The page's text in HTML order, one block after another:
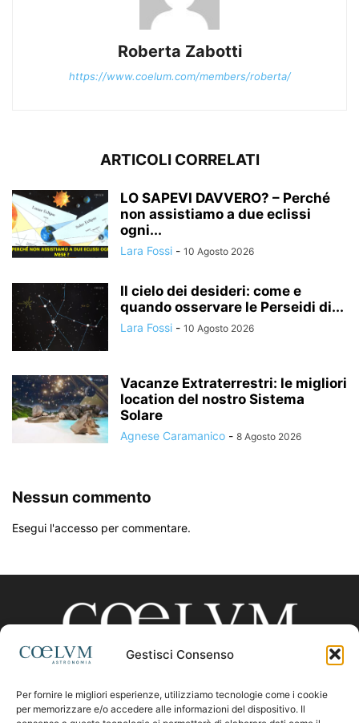
Gestisci Consenso
Per fornire le migliori esperienze, utilizziamo tecnologie come i cookie
per memorizzare e/o accedere alle informazioni del dispositivo. Il
Roberta Zabotti
https://www.coelum.com/members/roberta/
ARTICOLI CORRELATI
LO SAPEVI DAVVERO? – Perché
non assistiamo a due eclissi
ogni...
Lara Fossi - 10 Agosto 2026
Il cielo dei desideri: come e
quando osservare le Perseidi di...
Lara Fossi - 10 Agosto 2026
Vacanze Extraterrestri: le migliori
location del nostro Sistema
Solare
Agnese Caramanico - 8 Agosto 2026
Nessun commento
Esegui l'accesso per commentare.
CHI SIAMO